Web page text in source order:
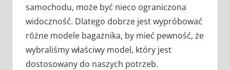
samochodu, może być nieco ograniczona
widoczność. Dlatego dobrze jest wypróbować
różne modele bagażnika, by mieć pewność, że
wybraliśmy właściwy model, który jest
dostosowany do naszych potrzeb.